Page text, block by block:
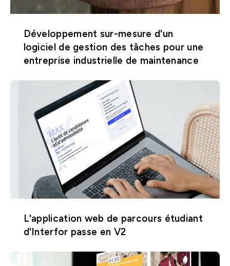
Développement sur-mesure d'un
logiciel de gestion des tâches pour une
entreprise industrielle de maintenance
L'application web de parcours étudiant
d'Interfor passe en V2